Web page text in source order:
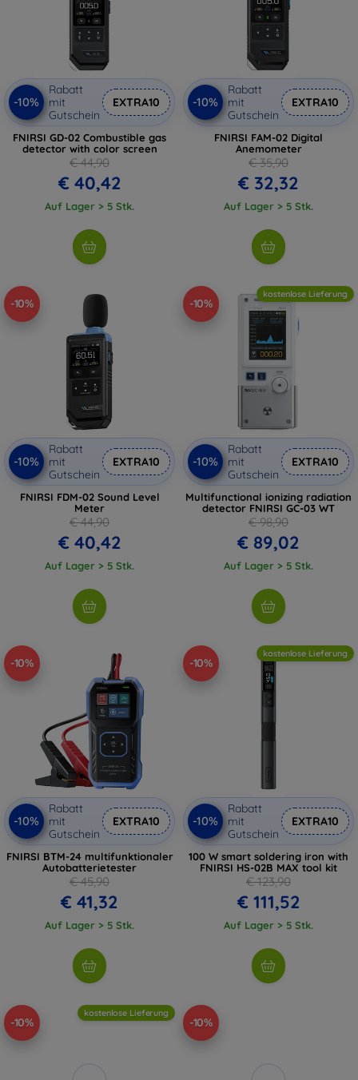
-10%
Rabatt
mit
Gutschein
EXTRA10
FNIRSI GD-02 Combustible gas
detector with color screen
€ 44,90
€ 40,42
Auf Lager > 5 Stk.
-10%
Rabatt
mit
Gutschein
EXTRA10
FNIRSI FAM-02 Digital
Anemometer
€ 35,90
€ 32,32
Auf Lager > 5 Stk.
-10%
-10%
Rabatt
mit
Gutschein
EXTRA10
FNIRSI FDM-02 Sound Level
Meter
€ 44,90
€ 40,42
Auf Lager > 5 Stk.
-10%
kostenlose Lieferung
-10%
Rabatt
mit
Gutschein
EXTRA10
Multifunctional ionizing radiation
detector FNIRSI GC-03 WT
€ 98,90
€ 89,02
Auf Lager > 5 Stk.
-10%
-10%
Rabatt
mit
Gutschein
EXTRA10
FNIRSI BTM-24 multifunktionaler
Autobatterietester
€ 45,90
€ 41,32
Auf Lager > 5 Stk.
-10%
kostenlose Lieferung
-10%
Rabatt
mit
Gutschein
EXTRA10
100 W smart soldering iron with
FNIRSI HS-02B MAX tool kit
€ 123,90
€ 111,52
Auf Lager > 5 Stk.
-10%
kostenlose Lieferung
-10%